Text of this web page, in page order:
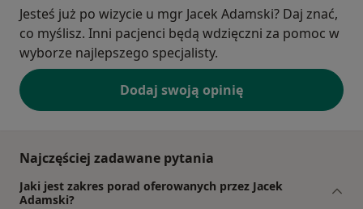
Jesteś już po wizycie u mgr Jacek Adamski? Daj znać,
co myślisz. Inni pacjenci będą wdzięczni za pomoc w
wyborze najlepszego specjalisty.
Dodaj swoją opinię
Najczęściej zadawane pytania
Jaki jest zakres porad oferowanych przez Jacek
Adamski?